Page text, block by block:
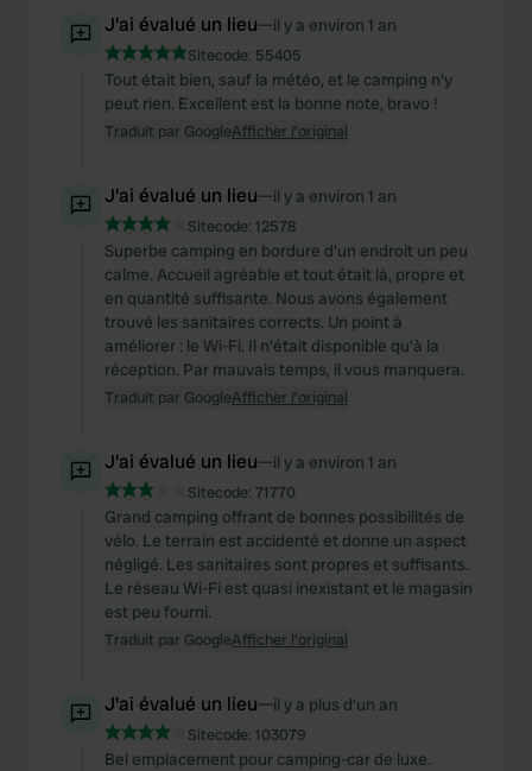
J'ai évalué un lieu—il y a environ 1 an
Sitecode: 55405
Tout était bien, sauf la météo, et le camping n'y
peut rien. Excellent est la bonne note, bravo !
Traduit par GoogleAfficher l'original
J'ai évalué un lieu—il y a environ 1 an
Sitecode: 12578
Superbe camping en bordure d'un endroit un peu
calme. Accueil agréable et tout était là, propre et
en quantité suffisante. Nous avons également
trouvé les sanitaires corrects. Un point à
améliorer : le Wi-Fi. Il n'était disponible qu'à la
réception. Par mauvais temps, il vous manquera.
Traduit par GoogleAfficher l'original
J'ai évalué un lieu—il y a environ 1 an
Sitecode: 71770
Grand camping offrant de bonnes possibilités de
vélo. Le terrain est accidenté et donne un aspect
négligé. Les sanitaires sont propres et suffisants.
Le réseau Wi-Fi est quasi inexistant et le magasin
est peu fourni.
Traduit par GoogleAfficher l'original
J'ai évalué un lieu—il y a plus d’un an
Sitecode: 103079
Bel emplacement pour camping-car de luxe.